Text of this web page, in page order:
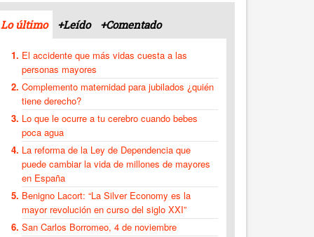
Lo último +Leído +Comentado
El accidente que más vidas cuesta a las
personas mayores
Complemento maternidad para jubilados ¿quién
tiene derecho?
Lo que le ocurre a tu cerebro cuando bebes
poca agua
La reforma de la Ley de Dependencia que
puede cambiar la vida de millones de mayores
en España
Benigno Lacort: “La Silver Economy es la
mayor revolución en curso del siglo XXI”
San Carlos Borromeo, 4 de noviembre